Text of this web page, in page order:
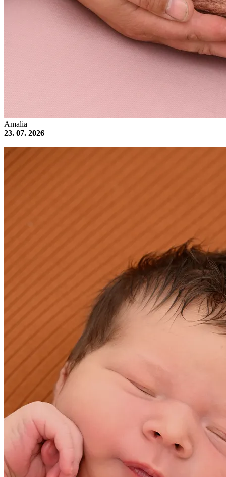
Amalia
23. 07. 2026